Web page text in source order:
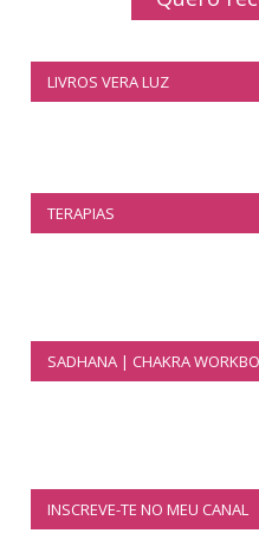
LIVROS VERA LUZ
TERAPIAS
SADHANA | CHAKRA
INSCREVE-TE NO MEU CANAL